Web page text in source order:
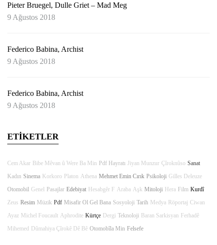
Pieter Bruegel, Dulle Griet – Mad Meg
9 Ağustos 2018
Federico Babina, Archist
9 Ağustos 2018
Federico Babina, Archist
9 Ağustos 2018
ETİKETLER
Cem Akar Bibe Mêvan û Were Ba Min Pdf Hayratı Jiyan Munzur Çîroknûso Sanat
Kadın Sinema Korkoro Platon Athena Mehmet Emin Cırık Psikoloji Gilles Deleuze
Otomobil Genel Pasajlar Edebiyat Hesabgêr F Araba Aşk Mitoloji Hera Film Kurdî
Zeus Resim Müzik Pdf Misafir Ol Gel Bana Sosyoloji Tarih Medya Röportaj Ciwan
Ayaz Michel Foucault Aphrodite Kürtçe Dergi Teknoloji Baran Sarkisyan Ferhadê
Mihemed Dûmahiya Çîrokê Dê Bê Otomobîla Min Felsefe